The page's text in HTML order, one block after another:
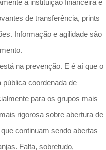
a instituição financeira e
de transferência, prints
Informação e agilidade são
na prevenção. E é aí que o
coordenada de
para os grupos mais
rigorosa sobre abertura de
continuam sendo abertas
Falta, sobretudo,